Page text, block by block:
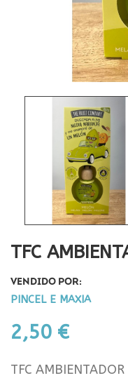
TFC
VENDIDO POR:
PINCEL E MAXIA
2,50 €
TFC AMBIENTADOR